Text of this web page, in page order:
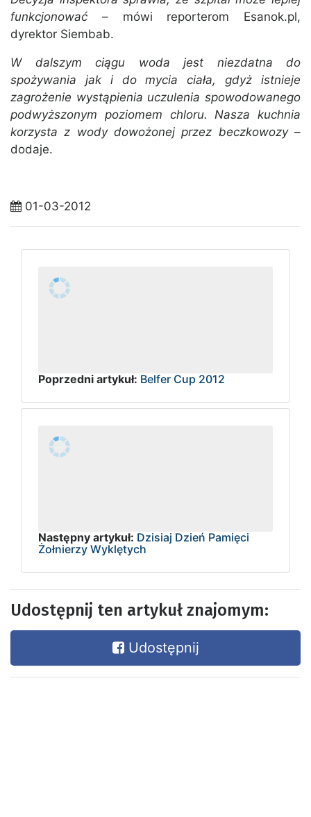
funkcjonować – mówi reporterom Esanok.pl,
dyrektor Siembab.
W dalszym ciągu woda jest niezdatna do
spożywania jak i do mycia ciała, gdyż istnieje
zagrożenie wystąpienia uczulenia spowodowanego
podwyższonym poziomem chloru. Nasza kuchnia
korzysta z wody dowożonej przez beczkowozy –
dodaje.
01-03-2012
Poprzedni artykuł: Belfer Cup 2012
Następny artykuł: Dzisiaj Dzień Pamięci
Żołnierzy Wyklętych
Udostępnij ten artykuł znajomym:
Udostępnij